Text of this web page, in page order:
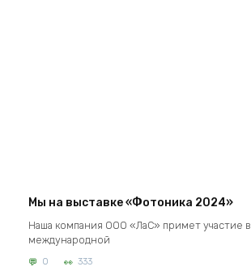
Мы на выставке «Фотоника 2024»
Наша компания ООО «ЛаС» примет участие в
международной
0 333